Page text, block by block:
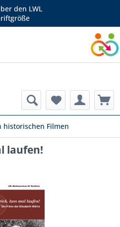
den LWL
historischen Filmen
laufen!